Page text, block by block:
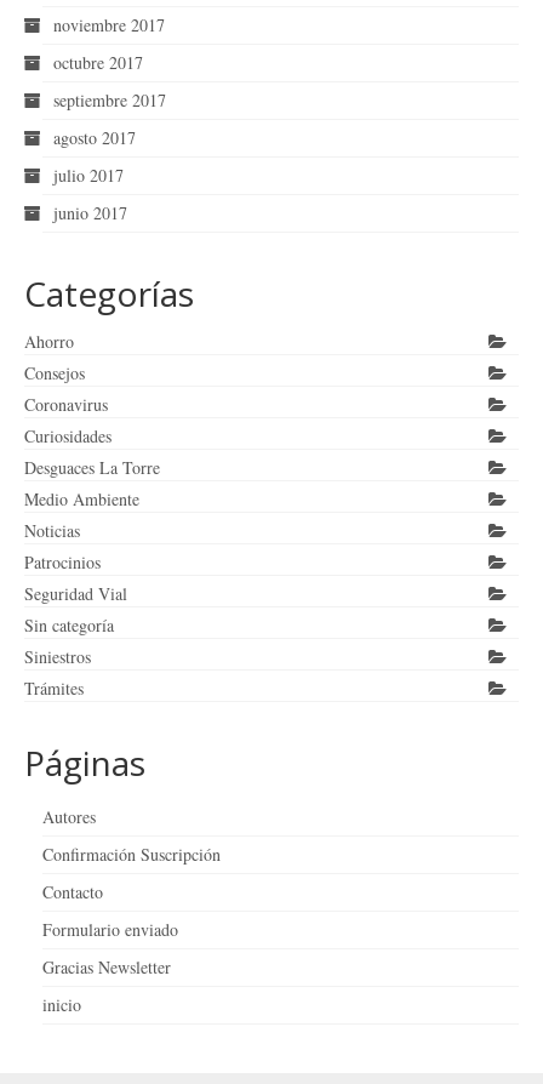
noviembre 2017
octubre 2017
septiembre 2017
agosto 2017
julio 2017
junio 2017
Categorías
Ahorro
Consejos
Coronavirus
Curiosidades
Desguaces La Torre
Medio Ambiente
Noticias
Patrocinios
Seguridad Vial
Sin categoría
Siniestros
Trámites
Páginas
Autores
Confirmación Suscripción
Contacto
Formulario enviado
Gracias Newsletter
inicio